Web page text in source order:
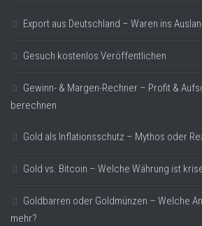
Export aus Deutschland – Waren ins
Gesuch kostenlos Veröffentlichen
Gewinn- & Margen-Rechner – Profit &
berechnen
Gold als Inflationsschutz – Mythos oder
Gold vs. Bitcoin – Welche Währung ist
Goldbarren oder Goldmünzen – Welche
mehr?